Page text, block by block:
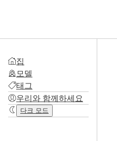
집
모델
태그
우리와 함께하세요
다크 모드